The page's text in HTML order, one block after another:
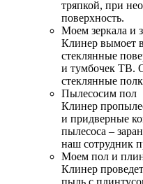
тряпкой, при
поверхность.
Моем зеркала и
Клинер вымоет
стеклянные
и тумбочек ТВ.
стеклянные
Пылесосим пол
Клинер
и придверные
пылесоса –
наш сотрудник
Моем пол и
Клинер
пыль с